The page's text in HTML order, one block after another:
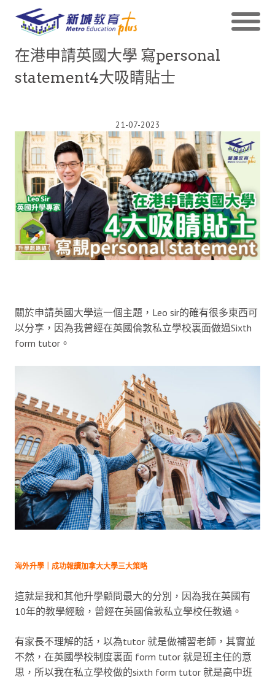
在港申請英國大學 寫personal
statement4大吸睛貼士
21-07-2023
關於申請英國大學這一個主題，Leo sir的確有很多東西可
以分享，因為我曾經在英國倫敦私立學校裏面做過Sixth
form tutor。
海外升學｜成功報讀加拿大大學三大策略
這就是我和其他升學顧問最大的分別，因為我在英國有
10年的教學經驗，曾經在英國倫敦私立學校任教過。
有家長不理解的話，以為tutor 就是做補習老師，其實並
不然，在英國學校制度裏面 form tutor 就是班主任的意
思，所以我在私立學校做的sixth form tutor 就是高中班